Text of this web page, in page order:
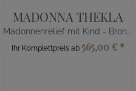
MADONNA THEKLA
Madonnenrelief mit Kind - Bronze/Alu
Ihr Komplettpreis ab 565,00 € *